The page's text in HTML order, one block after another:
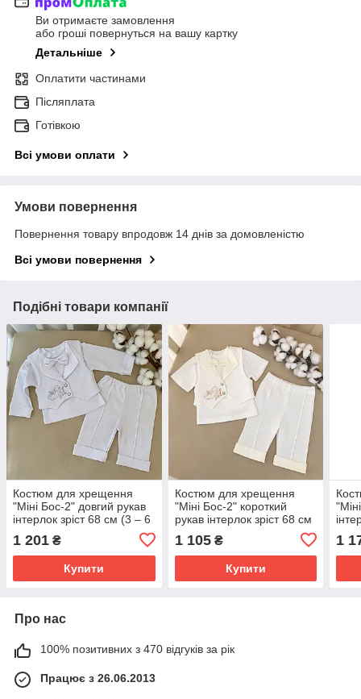
Ви отримаєте замовлення
або гроші повернуться на вашу картку
Детальніше
Оплатити частинами
Післяплата
Готівкою
Всі умови оплати
Умови повернення
Повернення товару впродовж 14 днів за домовленістю
Всі умови повернення
Подібні товари компанії
Костюм для хрещення
"Міні Бос-2" довгий рукав
інтерлок зріст 68 см (3 – 6
1 201 ₴
Купити
Костюм для хрещення
"Міні Бос-2" короткий
рукав інтерлок зріст 68 см
Молочний
1 105₴
Купити
1
Про нас
100% позитивних з 470 відгуків за рік
Працює з 26.06.2013